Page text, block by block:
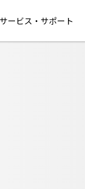
サービス・サポート